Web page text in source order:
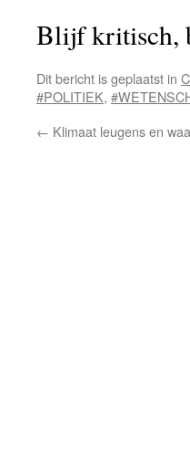
Blijf kritisch,
Dit bericht is geplaatst in
#POLITIEK,
← Klimaat leugens en